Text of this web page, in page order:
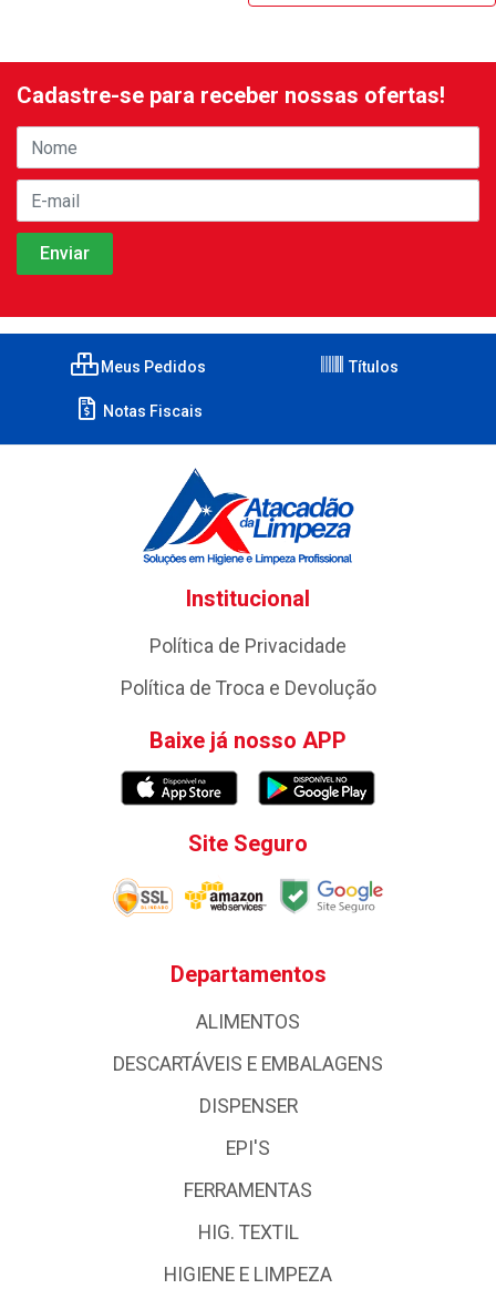
Cadastre-se para receber nossas ofertas!
Meus Pedidos Títulos
Notas Fiscais
Institucional
Política de Privacidade
Política de Troca e Devolução
Baixe já nosso APP
Site Seguro
Departamentos
ALIMENTOS
DESCARTÁVEIS E EMBALAGENS
DISPENSER
EPI'S
FERRAMENTAS
HIG. TEXTIL
HIGIENE E LIMPEZA